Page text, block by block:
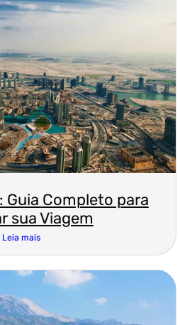
Guia Completo para
sua Viagem
Leia mais